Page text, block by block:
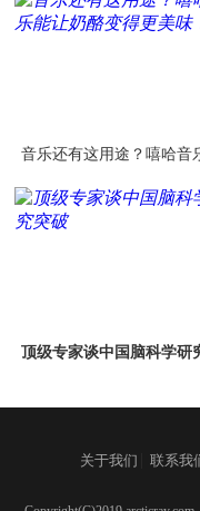
音乐还有这用途？嘻哈音
顶级专家谈中国脑科学研
关于我们 联系我